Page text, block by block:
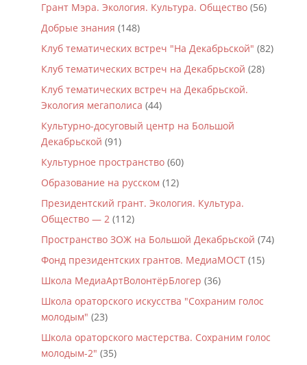
Грант Мэра. Экология. Культура. Общество(56)
Добрые знания (148)
Клуб тематических встреч "На Декабрьской" (82)
Клуб тематических встреч на Декабрьской (28)
Клуб тематических встреч на Декабрьской.
Экология мегаполиса (44)
Культурно-досуговый центр на Большой
Декабрьской (91)
Культурное пространство(60)
Образование на русском (12)
Президентский грант. Экология. Культура.
Общество — 2(112)
Пространство ЗОЖ на Большой Декабрьской (74)
Фонд президентских грантов. МедиаМОСТ(15)
Школа МедиаАртВолонтёрБлогер (36)
Школа ораторского искусства "Сохраним голос
молодым" (23)
Школа ораторского мастерства. Сохраним голос
молодым-2" (35)